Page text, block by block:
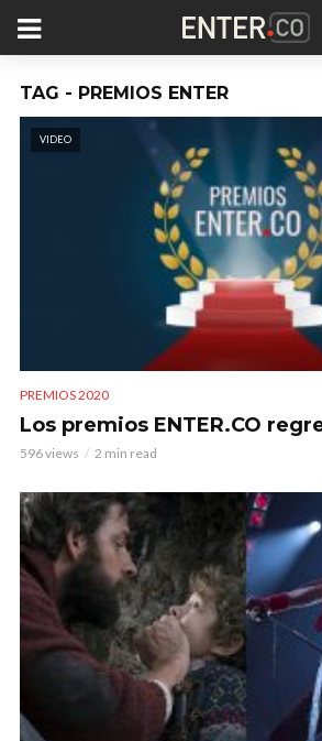
TAG - PREMIOS ENTER
VIDEO
PREMIOS 2020
Los premios ENTER.CO
596 views 2 min read